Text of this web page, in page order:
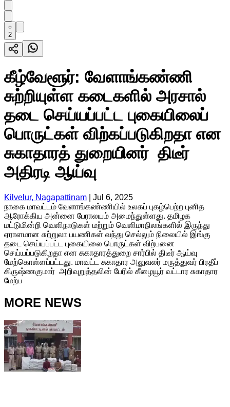
2
கீழ்வேளூர்: வேளாங்கண்ணி
சுற்றியுள்ள கடைகளில் அரசால்
தடை செய்யப்பட்ட புகையிலைப்
பொருட்கள் விற்கப்படுகிறதா என
சுகாதாரத் துறையினர் திடீர்
அதிரடி ஆய்வு
Kilvelur, Nagapattinam
Jul 6, 2025
நாகை மாவட்டம் வேளாங்கண்ணியில் உலகப் புகழ்பெற்ற புனித
ஆரோக்கிய அன்னை பேராலயம் அமைந்துள்ளது. தமிழக
மட்டுமின்றி வெளிநாடுகள் மற்றும் வெளிமாநிலங்களில் இருந்து
ஏராளமான சுற்றுலா பயணிகள் வந்து செல்லும் நிலையில் இங்கு
தடை செய்யப்பட்ட புகையிலை பொருட்கள் விற்பனை
செய்யப்படுகிறதா என சுகாதாரத்துறை சார்பில் திடீர் ஆய்வு
மேற்கொள்ளப்பட்டது. மாவட்ட சுகாதார அலுவலர் மருத்துவர் பிரதீப்
கிருஷ்ணகுமார் அறிவுறுத்தலின் பேரில் கீழையூர் வட்டார சுகாதார
மேற்ப
MORE NEWS